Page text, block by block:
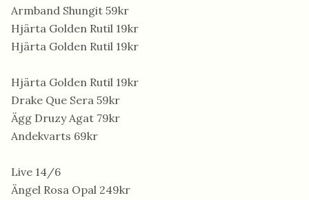
Armband Shungit 59kr
Hjärta Golden Rutil 19kr
Hjärta Golden Rutil 19kr
Hjärta Golden Rutil 19kr
Drake Que Sera 59kr
Ägg Druzy Agat 79kr
Andekvarts 69kr
Live 14/6
Ängel Rosa Opal 249kr